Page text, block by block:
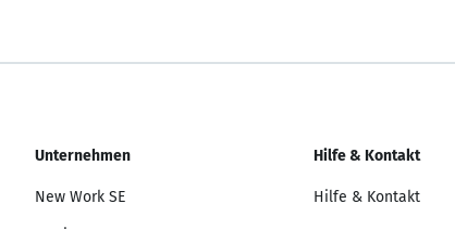
Unternehmen
New Work SE
Hilfe & Kontakt
Hilfe & Kontakt